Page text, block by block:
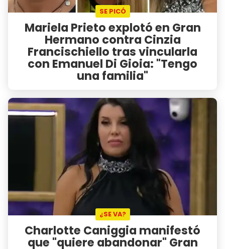
SE PICÓ
Mariela Prieto explotó en Gran
Hermano contra Cinzia
Francischiello tras vincularla
con Emanuel Di Gioia: "Tengo
una familia"
¿SE VA?
Charlotte Caniggia manifestó
que "quiere abandonar" Gran